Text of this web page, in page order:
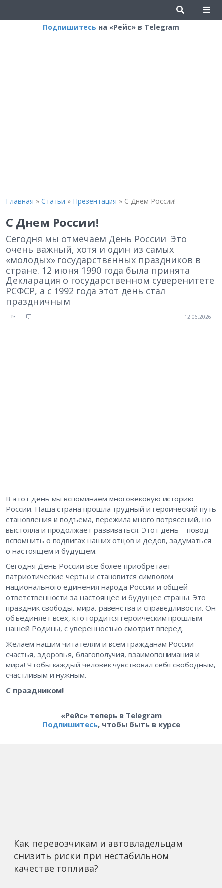
Подпишитесь на «Рейс» в Telegram
Главная » Статьи » Презентация » С Днем России!
С Днем России!
Сегодня мы отмечаем День России. Это
очень важный, хотя и один из самых
«молодых» государственных праздников в
стране. 12 июня 1990 года была принята
Декларация о государственном суверенитете
РСФСР, а с 1992 года этот день стал
праздничным
12.06.2026
В этот день мы вспоминаем многовековую историю
России. Наша страна прошла трудный и героический путь
становления и подъема, пережила много потрясений, но
выстояла и продолжает развиваться. Этот день – повод
вспомнить о подвигах наших отцов и дедов, задуматься
о настоящем и будущем.
Сегодня День России все более приобретает
патриотические черты и становится символом
национального единения народа России и общей
ответственности за настоящее и будущее страны. Это
праздник свободы, мира, равенства и справедливости. Он
объединяет всех, кто гордится героическим прошлым
нашей Родины, с уверенностью смотрит вперед.
Желаем нашим читателям и всем гражданам России
счастья, здоровья, благополучия, взаимопонимания и
мира! Чтобы каждый человек чувствовал себя свободным,
счастливым и нужным.
С праздником!
«Рейс» теперь в Telegram
Подпишитесь, чтобы быть в курсе
Как перевозчикам и автовладельцам
снизить риски при нестабильном
качестве топлива?